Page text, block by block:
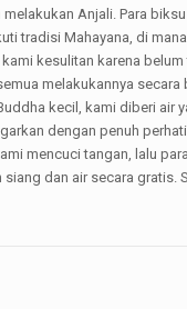
Anjali. Para
tradisi Mahayana, di
kesulitan karena
melakukannya
kecil, kami diberi
dengan penuh
mencuci tangan, lalu
dan air secara